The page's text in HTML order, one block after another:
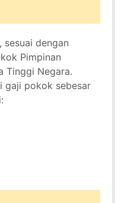
dengan
Pimpinan
Tinggi Negara.
gaji pokok sebesar